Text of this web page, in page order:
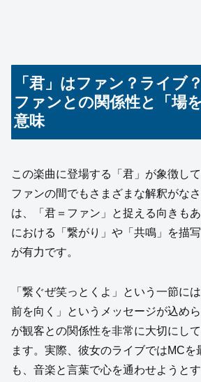
「君」はファン？ライブ
ファンとの関係性と「場
意味
この楽曲に登場する「君」が象徴し
ファンの間でもさまざまな解釈がな
は、「君＝ファン」と捉える向きも
における「繋がり」や「共鳴」を描
が有力です。
「繋ぐぜ笑っとくよ」という一節に
前を向く」というメッセージが込め
が観客との関係性を非常に大切にし
ます。実際、彼女のライブではMCを
も、音楽と言葉で心を通わせようと